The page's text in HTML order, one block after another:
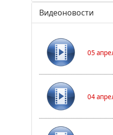
Видеоновости
05
04